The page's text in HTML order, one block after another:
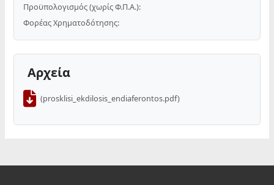
Προϋπολογισμός (χωρίς Φ.Π.Α.):
Φορέας Χρηματοδότησης:
Αρχεία
(prosklisi_ekdilosis_endiaferontos.pdf)